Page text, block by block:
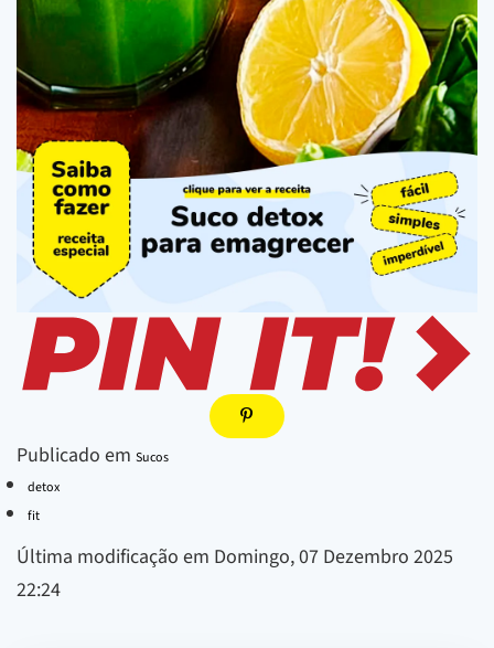
Publicado em Sucos
detox
fit
Última modificação em Domingo, 07 Dezembro 2025
22:24